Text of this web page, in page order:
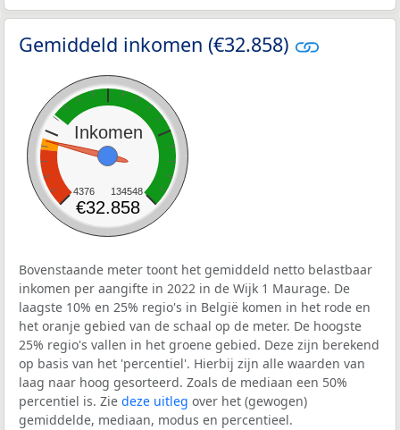
Gemiddeld inkomen (€32.858)
Inkomen
4376 134548
€32.858
Bovenstaande meter toont het gemiddeld netto belastbaar
inkomen per aangifte in 2022 in de Wijk 1 Maurage. De
laagste 10% en 25% regio's in België komen in het rode en
het oranje gebied van de schaal op de meter. De hoogste
25% regio's vallen in het groene gebied. Deze zijn berekend
op basis van het 'percentiel'. Hierbij zijn alle waarden van
laag naar hoog gesorteerd. Zoals de mediaan een 50%
percentiel is. Zie deze uitleg over het (gewogen)
gemiddelde, mediaan, modus en percentieel.